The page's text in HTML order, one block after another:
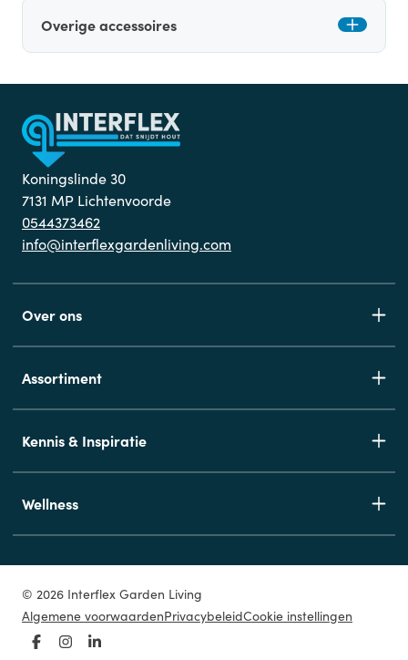
Overige accessoires
Koningslinde 30
7131 MP Lichtenvoorde
0544373462
info@interflexgardenliving.com
Over ons
Assortiment
Kennis & Inspiratie
Wellness
© 2026 Interflex Garden Living
Algemene voorwaardenPrivacybeleidCookie instellingen
Facebook
Instagram
LinkedIn